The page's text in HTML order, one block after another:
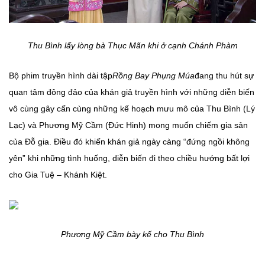
Thu Bình lấy lòng bà Thục Mãn khi ở cạnh Chánh Phàm
Bộ phim truyền hình dài tậpRồng Bay Phụng Múađang thu hút sự
quan tâm đông đảo của khán giả truyền hình với những diễn biến
vô cùng gây cấn cùng những kế hoạch mưu mô của Thu Bình (Lý
Lạc) và Phương Mỹ Cầm (Đức Hinh) mong muốn chiếm gia sản
của Đỗ gia. Điều đó khiến khán giả ngày càng “đứng ngồi không
yên” khi những tình huống, diễn biến đi theo chiều hướng bất lợi
cho Gia Tuệ – Khánh Kiệt.
Phương Mỹ Cầm bày kế cho Thu Bình